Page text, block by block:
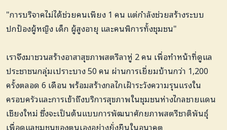
"การบริจาคไม่ได้ช่วยคนเพียง 1 คน แต่กำลังช่วยสร้างระบบ
ปกป้องผู้หญิง เด็ก ผู้สูงอายุ และคนพิการทั้งชุมชน"
เราจึงมาชวนสร้างอาสาสุขภาพสตรีลาหู่ 2 คน เพื่อทำหน้าที่ดูแล
ประชาชนกลุ่มเปราะบาง 50 คน ผ่านการเยี่ยมบ้านกว่า 1,200
ครั้งตลอด 6 เดือน พร้อมสร้างกลไกเฝ้าระวังความรุนแรงใน
ครอบครัวและการเข้าถึงบริการสุขภาพในชุมชนห่างไกลชายแดน
เชียงใหม่ ซึ่งจะเป็นต้นแบบการพัฒนาศักยภาพสตรีชาติพันธุ์
เพื่อดูแลชุมชนของตนเองอย่างยั่งยืนในอนาคต